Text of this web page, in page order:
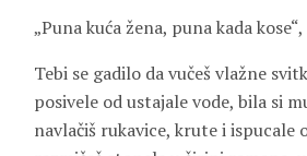
„Puna kuća žena, puna kada
Tebi se gadilo da vučeš vlažne
posivele od ustajale vode, bila si
navlačiš rukavice, krute i ispucale